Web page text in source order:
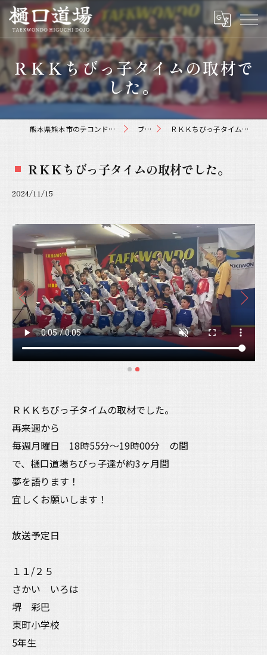
ＲＫＫちびっ子タイムの取材で
した。
熊本県熊本市のテコンドーなら樋口道場 ブログ ＲＫＫちびっ子タイムの取材でした。
ＲＫＫちびっ子タイムの取材でした。
2024/11/15
ＲＫＫちびっ子タイムの取材でした。
再来週から
毎週月曜日 18時55分〜19時00分 の間
で、樋口道場ちびっ子達が約3ヶ月間
夢を語ります！
宜しくお願いします！
放送予定日
１１/２５
さかい いろは
堺 彩巴
東町小学校
5年生